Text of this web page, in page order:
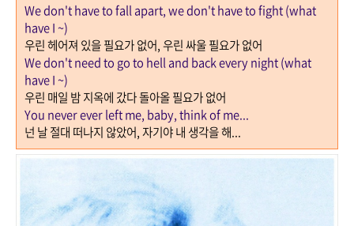
We don't have to fall apart, we don't have to fight (what
have I ~)
우린 헤어져 있을 필요가 없어,우린 싸울 필요가 없어
We don't need to go to hell and back every night(what
have I ~)
우린 매일 밤 지옥에 갔다 돌아올 필요가 없어
You never ever left me, baby, think of me...
넌 날 절대 떠나지 않았어,자기야 내 생각을 해...